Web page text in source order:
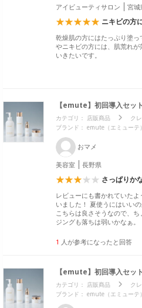
アイビューティサロン 宮城
ニキビの方
乾燥肌の方にはたっぷり塗
やニキビの方には、肌荒れ
いきたいです。
【emute】初回導入セット
カテゴリ： 店販商品
ク
ブランド： emute（エミューテ）
おマメ
美容室 長野県
さっぱりか
レビューにも書かれていた
いました！ 夏使うにはいい
こちらは良さそうなので、
ジングも落ちは弱いかなぁ。
1 人が参考になったと回答
【emute】初回導入セット
カテゴリ： 店販商品
ク
ブランド： emute（エミューテ）